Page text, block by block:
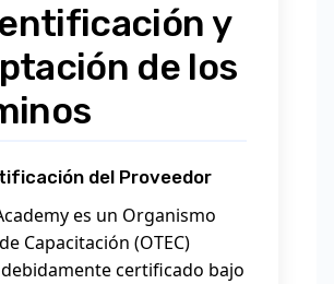
y
de los
del Proveedor
es un Organismo
Capacitación (OTEC)
certificado bajo